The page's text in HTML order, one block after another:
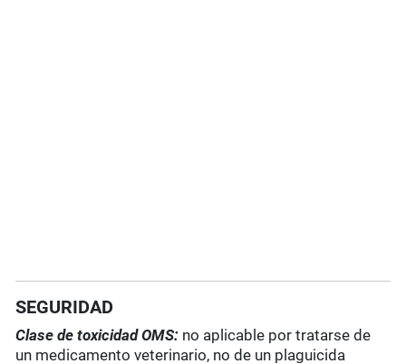
SEGURIDAD
Clase de toxicidad OMS: no aplicable por tratarse de
un medicamento veterinario, no de un plaguicida